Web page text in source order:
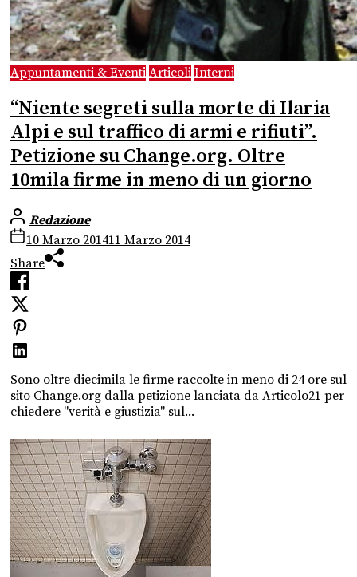
Appuntamenti & Eventi Articoli Interni
“Niente segreti sulla morte di Ilaria
Alpi e sul traffico di armi e rifiuti”.
Petizione su Change.org. Oltre
10mila firme in meno di un giorno
Redazione
10 Marzo 201411 Marzo 2014
Share
Sono oltre diecimila le firme raccolte in meno di 24 ore sul
sito Change.org dalla petizione lanciata da Articolo21 per
chiedere "verità e giustizia" sul...